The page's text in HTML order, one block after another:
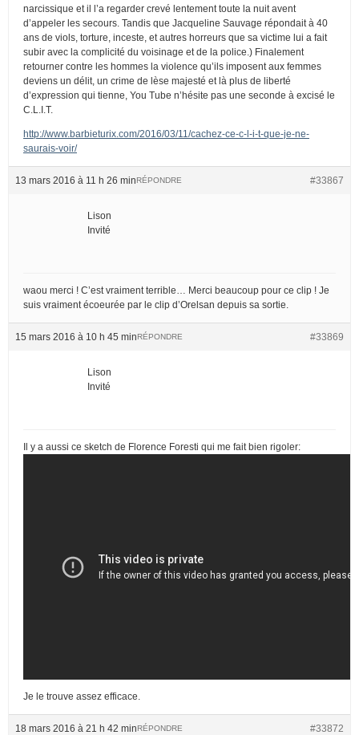
narcissique et il l’a regarder crevé lentement toute la nuit avent
d’appeler les secours. Tandis que Jacqueline Sauvage répondait à 40
ans de viols, torture, inceste, et autres horreurs que sa victime lui a fait
subir avec la complicité du voisinage et de la police.) Finalement
retourner contre les hommes la violence qu’ils imposent aux femmes
deviens un délit, un crime de lèse majesté et là plus de liberté
d’expression qui tienne, You Tube n’hésite pas une seconde à excisé le
C.L.I.T.
http://www.barbieturix.com/2016/03/11/cachez-ce-c-l-i-t-que-je-ne-
saurais-voir/
13 mars 2016 à 11 h 26 min #33867
RÉPONDRE
Lison
Invité
waou merci ! C’est vraiment terrible… Merci beaucoup pour ce clip ! Je
suis vraiment écoeurée par le clip d’Orelsan depuis sa sortie.
15 mars 2016 à 10 h 45 min #33869
RÉPONDRE
Lison
Invité
Il y a aussi ce sketch de Florence Foresti qui me fait bien rigoler:
Je le trouve assez efficace.
18 mars 2016 à 21 h 42 min #33872
RÉPONDRE